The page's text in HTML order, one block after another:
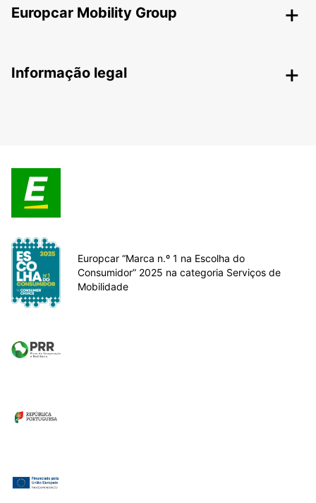
Europcar Mobility Group
Informação legal
Europcar “Marca n.º 1 na Escolha do
Consumidor” 2025 na categoria Serviços de
Mobilidade